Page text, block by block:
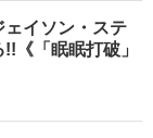
ェイソン・ステ
《「眠眠打破」